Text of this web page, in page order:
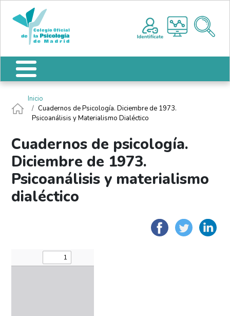
este
incluye
sistema
accesibilidad.
Pasar al contenido principal
Ruta de navegación
Inicio
Cuadernos de Psicología. Diciembre de 1973.
Psicoanálisis y Materialismo Dialéctico
Cuadernos de psicología.
Diciembre de 1973.
Psicoanálisis y materialismo
dialéctico